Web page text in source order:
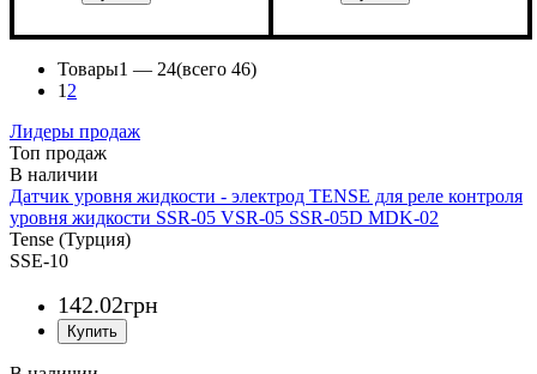
Товары1 — 24(всего 46)
1 2
Лидеры продаж
Топ продаж
Датчик уровня жидкости - электрод TENSE для реле контроля
уровня жидкости SSR-05 VSR-05 SSR-05D MDK-02
Tense (Турция)
SSE-10
142.02грн